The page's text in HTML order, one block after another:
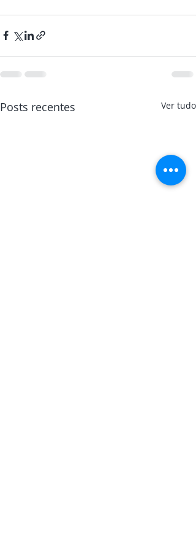
Posts recentes Ver tudo